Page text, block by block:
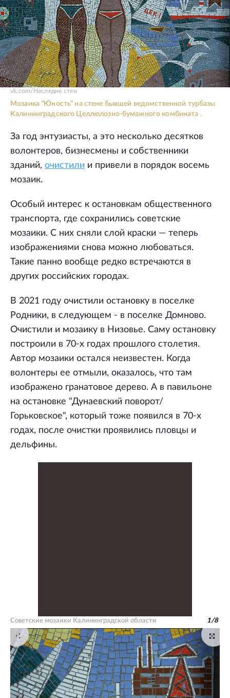
vk.com/Наследие стен
Мозаика "Юность" на стене бывшей ведомственной турбазы
Калининградского Целлюлозно-бумажного комбината .
За год энтузиасты, а это несколько десятков
волонтеров, бизнесмены и собственники
зданий, очистили и привели в порядок восемь
мозаик.
Особый интерес к остановкам общественного
транспорта, где сохранились советские
мозаики. С них сняли слой краски — теперь
изображениями снова можно любоваться.
Такие панно вообще редко встречаются в
других российских городах.
В 2021 году очистили остановку в поселке
Родники, в следующем - в поселке Домново.
Очистили и мозаику в Низовье. Саму остановку
построили в 70-х годах прошлого столетия.
Автор мозаики остался неизвестен. Когда
волонтеры ее отмыли, оказалось, что там
изображено гранатовое дерево. А в павильоне
на остановке "Дунаевский поворот/
Горьковское", который тоже появился в 70-х
годах, после очистки проявились пловцы и
дельфины.
Советские мозаики Калининградской области 1/8